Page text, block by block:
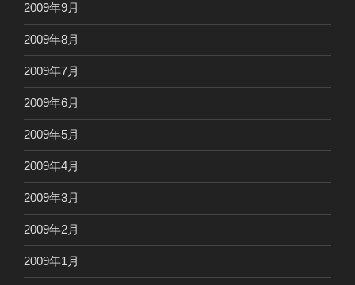
2009年9月
2009年8月
2009年7月
2009年6月
2009年5月
2009年4月
2009年3月
2009年2月
2009年1月